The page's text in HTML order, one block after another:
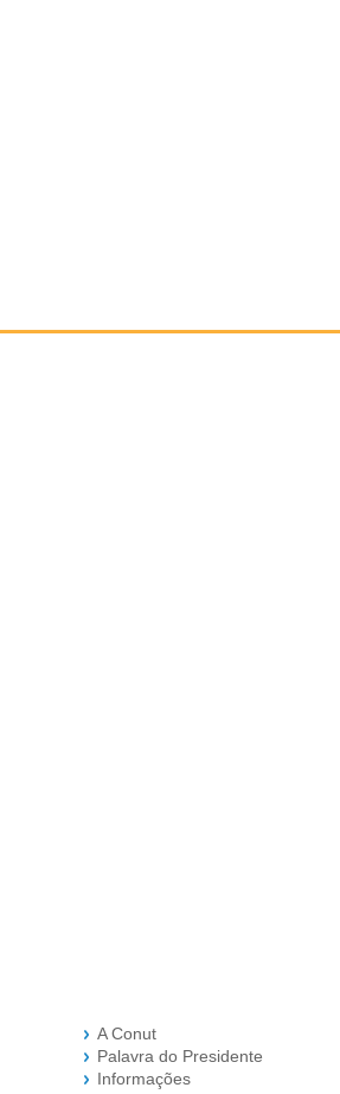
A Conut
Palavra do Presidente
Informações